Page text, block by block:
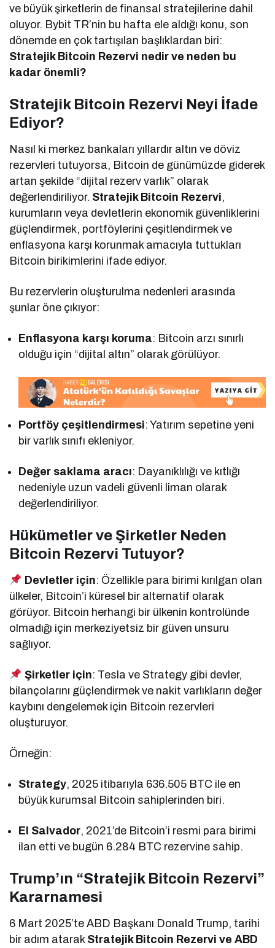
ve büyük şirketlerin de finansal stratejilerine dahil
oluyor. Bybit TR’nin bu hafta ele aldığı konu, son
dönemde en çok tartışılan başlıklardan biri:
Stratejik Bitcoin Rezervi nedir ve neden bu
kadar önemli?
Stratejik Bitcoin Rezervi Neyi İfade
Ediyor?
Nasıl ki merkez bankaları yıllardır altın ve döviz
rezervleri tutuyorsa, Bitcoin de günümüzde giderek
artan şekilde “dijital rezerv varlık” olarak
değerlendiriliyor. Stratejik Bitcoin Rezervi,
kurumların veya devletlerin ekonomik güvenliklerini
güçlendirmek, portföylerini çeşitlendirmek ve
enflasyona karşı korunmak amacıyla tuttukları
Bitcoin birikimlerini ifade ediyor.
Bu rezervlerin oluşturulma nedenleri arasında
şunlar öne çıkıyor:
Enflasyona karşı koruma: Bitcoin arzı sınırlı
olduğu için “dijital altın” olarak görülüyor.
Portföy çeşitlendirmesi: Yatırım sepetine yeni
bir varlık sınıfı ekleniyor.
Değer saklama aracı: Dayanıklılığı ve kıtlığı
nedeniyle uzun vadeli güvenli liman olarak
değerlendiriliyor.
Hükümetler ve Şirketler Neden
Bitcoin Rezervi Tutuyor?
Devletler için: Özellikle para birimi kırılgan olan
ülkeler, Bitcoin’i küresel bir alternatif olarak
görüyor. Bitcoin herhangi bir ülkenin kontrolünde
olmadığı için merkeziyetsiz bir güven unsuru
sağlıyor.
Şirketler için: Tesla ve Strategy gibi devler,
bilançolarını güçlendirmek ve nakit varlıkların değer
kaybını dengelemek için Bitcoin rezervleri
oluşturuyor.
Örneğin:
Strategy, 2025 itibarıyla 636.505 BTC ile en
büyük kurumsal Bitcoin sahiplerinden biri.
El Salvador, 2021’de Bitcoin’i resmi para birimi
ilan etti ve bugün 6.284 BTC rezervine sahip.
Trump’ın “Stratejik Bitcoin Rezervi”
Kararnamesi
6 Mart 2025’te ABD Başkanı Donald Trump, tarihi
bir adım atarak Stratejik Bitcoin Rezervi ve ABD